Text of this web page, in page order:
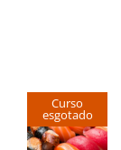
Curso
esgotado